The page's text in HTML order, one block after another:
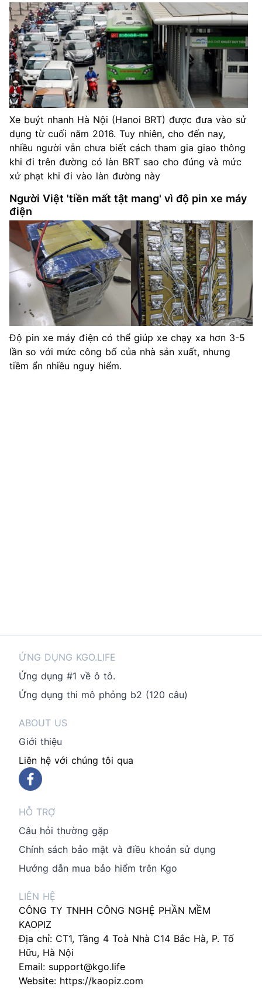
Xe buýt nhanh Hà Nội (Hanoi BRT) được đưa vào sử
dụng từ cuối năm 2016. Tuy nhiên, cho đến nay,
nhiều người vẫn chưa biết cách tham gia giao thông
khi đi trên đường có làn BRT sao cho đúng và mức
xử phạt khi đi vào làn đường này
Người Việt 'tiền mất tật mang' vì độ pin xe máy
điện
Độ pin xe máy điện có thể giúp xe chạy xa hơn 3-5
lần so với mức công bố của nhà sản xuất, nhưng
tiềm ẩn nhiều nguy hiểm.
ỨNG DỤNG KGO.LIFE
Ứng dụng #1 về ô tô.
Ứng dụng thi mô phỏng b2 (120 câu)
ABOUT US
Giới thiệu
Liên hệ với chúng tôi qua
HỖ TRỢ
Câu hỏi thường gặp
Chính sách bảo mật và điều khoản sử dụng
Hướng dẫn mua bảo hiểm trên Kgo
LIÊN HỆ
CÔNG TY TNHH CÔNG NGHỆ PHẦN MỀM
KAOPIZ
Địa chỉ: CT1, Tầng 4 Toà Nhà C14 Bắc Hà, P. Tố
Hữu, Hà Nội
Email: support@kgo.life
Website: https://kaopiz.com